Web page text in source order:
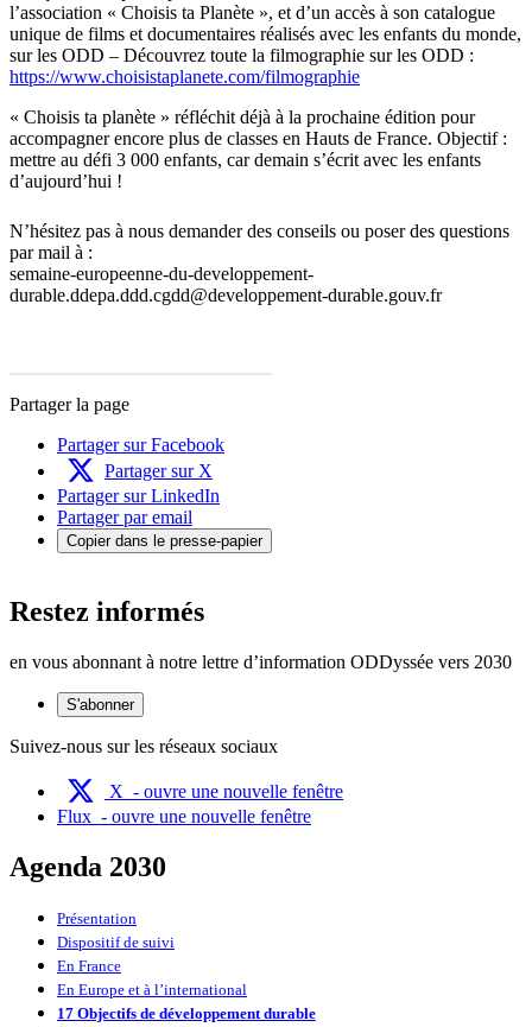
l’association « Choisis ta Planète », et d’un accès à son catalogue
unique de films et documentaires réalisés avec les enfants du monde,
sur les ODD – Découvrez toute la filmographie sur les ODD :
https://www.choisistaplanete.com/filmographie
« Choisis ta planète » réfléchit déjà à la prochaine édition pour
accompagner encore plus de classes en Hauts de France. Objectif :
mettre au défi 3 000 enfants, car demain s’écrit avec les enfants
d’aujourd’hui !
N’hésitez pas à nous demander des conseils ou poser des questions
par mail à :
semaine-europeenne-du-developpement-
durable.ddepa.ddd.cgdd@developpement-durable.gouv.fr
Partager la page
Partager sur Facebook
Partager sur X
Partager sur LinkedIn
Partager par email
Copier dans le presse-papier
Restez informés
en vous abonnant à notre lettre d’information ODDyssée vers 2030
S'abonner
Suivez-nous sur les réseaux sociaux
X - ouvre une nouvelle fenêtre
Flux - ouvre une nouvelle fenêtre
Agenda 2030
Présentation
Dispositif de suivi
En France
En Europe et à l’international
17 Objectifs de développement durable